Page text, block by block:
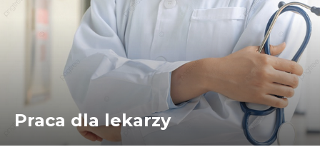
Praca dla lekarzy